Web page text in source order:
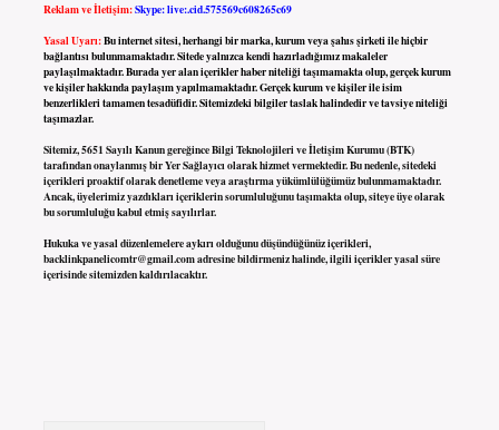
Reklam ve İletişim:Skype: live:.cid.575569c608265c69
Yasal Uyarı:Bu internet sitesi, herhangi bir marka, kurum veya şahıs şirketi ile hiçbir
bağlantısı bulunmamaktadır. Sitede yalnızca kendi hazırladığımız makaleler
paylaşılmaktadır. Burada yer alan içerikler haber niteliği taşımamakta olup, gerçek kurum
ve kişiler hakkında paylaşım yapılmamaktadır. Gerçek kurum ve kişiler ile isim
benzerlikleri tamamen tesadüfidir. Sitemizdeki bilgiler taslak halindedir ve tavsiye niteliği
taşımazlar.
Sitemiz, 5651 Sayılı Kanun gereğince Bilgi Teknolojileri ve İletişim Kurumu (BTK)
tarafından onaylanmış bir Yer Sağlayıcı olarak hizmet vermektedir. Bu nedenle, sitedeki
içerikleri proaktif olarak denetleme veya araştırma yükümlülüğümüz bulunmamaktadır.
Ancak, üyelerimiz yazdıkları içeriklerin sorumluluğunu taşımakta olup, siteye üye olarak
bu sorumluluğu kabul etmiş sayılırlar.
Hukuka ve yasal düzenlemelere aykırı olduğunu düşündüğünüz içerikleri,
backlinkpanelicomtr@gmail.comadresine bildirmeniz halinde, ilgili içerikler yasal süre
içerisinde sitemizden kaldırılacaktır.